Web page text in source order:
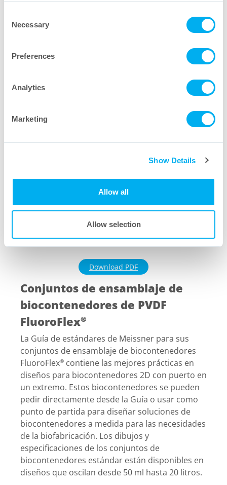
Selection
Necessary
Preferences
Analytics
Marketing
Show Details
Allow all
Allow selection
FluoroFlex®
Download PDF
Conjuntos de ensamblaje de
biocontenedores de PVDF
FluoroFlex®
La Guía de estándares de Meissner para sus
conjuntos de ensamblaje de biocontenedores
FluoroFlex® contiene las mejores prácticas en
diseños para biocontenedores 2D con puerto en
un extremo. Estos biocontenedores se pueden
pedir directamente desde la Guía o usar como
punto de partida para diseñar soluciones de
biocontenedores a medida para las necesidades
de la biofabricación. Los dibujos y
especificaciones de los conjuntos de
biocontenedores estándar están disponibles en
diseños que oscilan desde 50 ml hasta 20 litros.